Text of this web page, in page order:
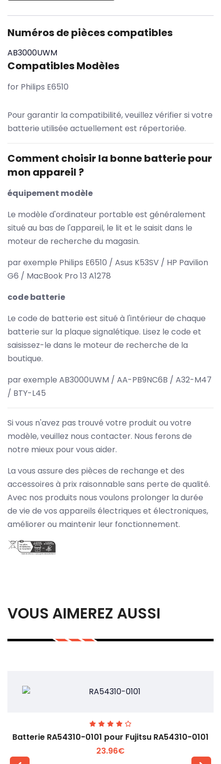
Numéros de pièces compatibles
AB3000UWM
Compatibles Modèles
for Philips E6510
Pour garantir la compatibilité, veuillez vérifier si votre
batterie utilisée actuellement est répertoriée.
Comment choisir la bonne batterie pour
mon appareil ?
équipement modèle
Le modèle d'ordinateur portable est généralement
situé au bas de l'appareil, le lit et le saisit dans le
moteur de recherche du magasin.
par exemple Philips E6510 / Asus K53SV / HP Pavilion
G6 / MacBook Pro 13 A1278
code batterie
Le code de batterie est situé à l'intérieur de chaque
batterie sur la plaque signalétique. Lisez le code et
saisissez-le dans le moteur de recherche de la
boutique.
par exemple AB3000UWM / AA-PB9NC6B / A32-M47
/ BTY-L45
Si vous n'avez pas trouvé votre produit ou votre
modèle, veuillez nous contacter. Nous ferons de
notre mieux pour vous aider.
La vous assure des pièces de rechange et des
accessoires à prix raisonnable sans perte de qualité.
Avec nos produits nous voulons prolonger la durée
de vie de vos appareils électriques et électroniques,
améliorer ou maintenir leur fonctionnement.
VOUS AIMEREZ AUSSI
Batterie RA54310-0101 pour Fujitsu RA54310-0101
23.96€